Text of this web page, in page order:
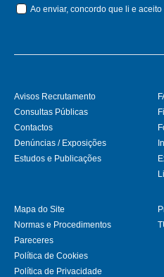
Ao enviar, concordo que li e aceito
Avisos Recrutamento
Consultas Públicas
Contactos
Denúncias / Exposições
Estudos e Publicações
Mapa do Site
Normas e Procedimentos
Pareceres
Política de Cookies
Política de Privacidade